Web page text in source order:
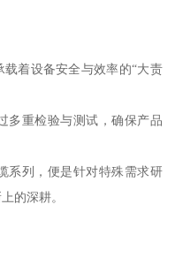
着设备安全与效率的“大责
多重检验与测试，确保产品
系列，便是针对特殊需求研
的深耕。